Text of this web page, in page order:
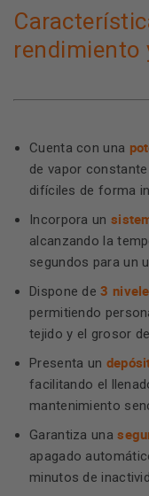
rendimiento
Cuenta con una
de vapor
difíciles de forma
Incorpora un
alcanzando la
segundos para un
Dispone de3
permitiendo
tejido y el grosor
Presenta un
facilitando el
mantenimiento
Garantiza una
apagado
minutos de